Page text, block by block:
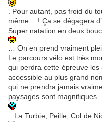
. Pour autant, pas froid du
même… ! Ça se dégagera
Super natation en deux
… On en prend vraiment
Le parcours vélo est très
qui perdra cette épreuve
accessible au plus grand
qui ne prendra jamais
paysages sont magnifiques
: La Turbie, Peille, Col de